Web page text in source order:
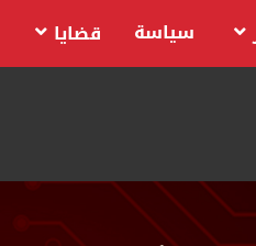
سياسة قضايا